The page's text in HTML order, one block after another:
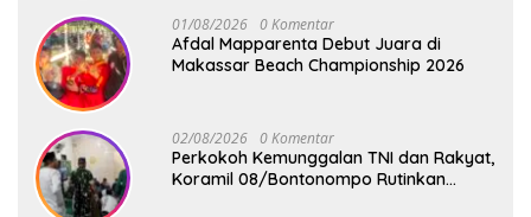
01/08/2026 0 Komentar
Afdal Mapparenta Debut Juara di
Makassar Beach Championship 2026
02/08/2026 0 Komentar
Perkokoh Kemunggalan TNI dan Rakyat,
Koramil 08/Bontonompo Rutinkan